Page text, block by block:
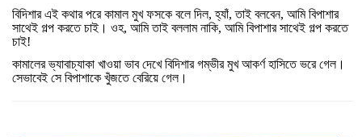
বিদিশার এই কথার পরে কামাল মুখ ফসকে বলে দিল,হ্যাঁ,তাই বলবেন, আমি বিপাশার
সাথেই গল্প করতে চাই। ওহ, আমি তাই বললাম নাকি, আমি বিপাশার সাথেই গল্প করতে
চাই!
কামালের ভ্যাবাচ্যাকা খাওয়া ভাব দেখে বিদিশার গম্ভীর মুখ আকর্ণ হাসিতে ভরে গেল।
সেভাবেই সে বিপাশাকে খুঁজতে বেরিয়ে গেল।